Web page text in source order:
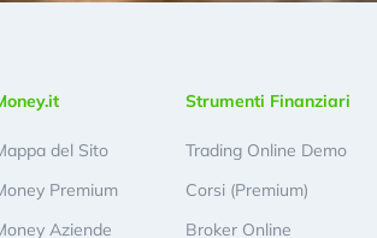
del Sito
Premium
Aziende
Strumenti Finanziari
Trading Online Demo
Corsi (Premium)
Broker Online